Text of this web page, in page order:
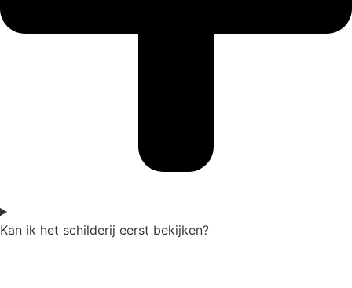
Kan ik het schilderij eerst bekijken?